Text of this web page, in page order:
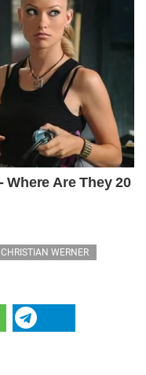
CHRISTIAN WERNER